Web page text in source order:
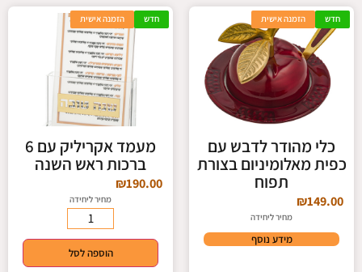
חדש הזמנה אישית
כלי מהודר לדבש עם
כפית מאלומיניום בצורת
תפוח
₪149.00
מחיר ליחידה
מידע נוסף
חדש הזמנה אישית
מעמד אקריליק עם 6
ברכות ראש השנה
₪190.00
מחיר ליחידה
הוספה לסל